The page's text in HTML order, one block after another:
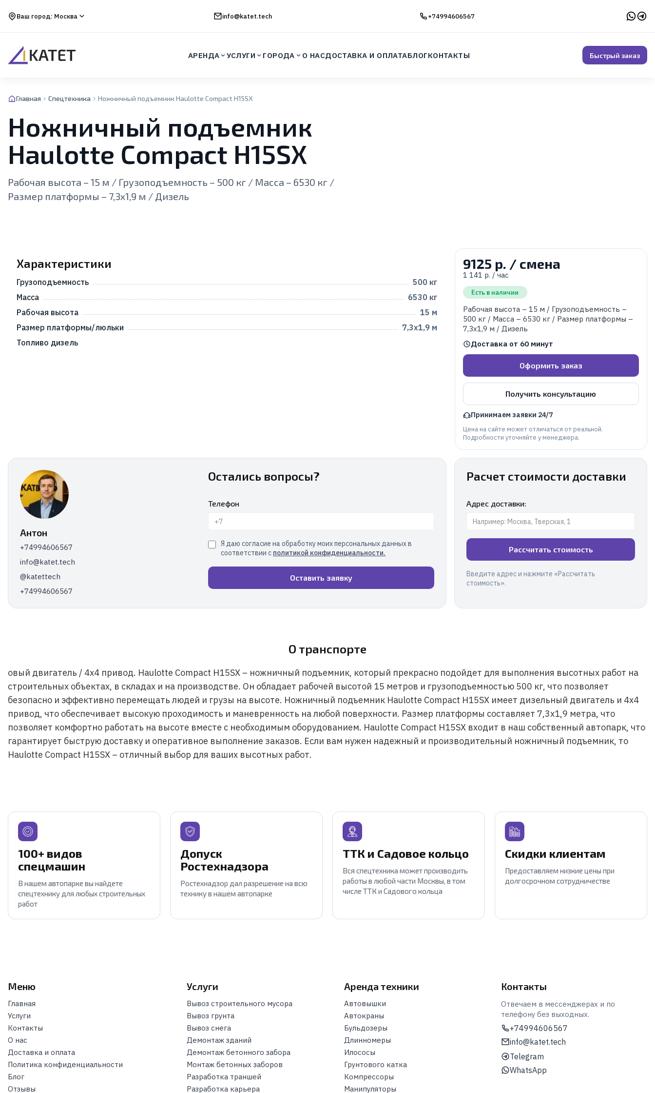
Ваш город: Москва info@katet.tech +74994606567
АРЕНДА УСЛУГИ ГОРОДА О НАСДОСТАВКА И ОПЛАТАБЛОГКОНТАКТЫ Быстрый заказ
Главная Спецтехника Ножничный подъемник Haulotte Compact H15SX
Ножничный подъемник
Haulotte Compact H15SX
Рабочая высота – 15 м / Грузоподъемность – 500 кг / Масса – 6530 кг /
Размер платформы – 7,3х1,9 м / Дизель
Характеристики
Грузоподъемность
500 кг
Масса
6530 кг
Рабочая высота
15 м
Размер платформы/люльки
7,3х1,9 м
Топливо дизель
9125 р. / смена
1 141 р. / час
Есть в наличии
Рабочая высота – 15 м / Грузоподъемность –
500 кг / Масса – 6530 кг / Размер платформы –
7,3х1,9 м / Дизель
Доставка от 60 минут
Оформить заказ
Получить консультацию
Принимаем заявки 24/7
Цена на сайте может отличаться от реальной.
Подробности уточняйте у менеджера.
Антон
+74994606567
info@katet.tech
@katettech
+74994606567
Остались вопросы?
Телефон
Я даю согласие на обработку моих персональных данных в
соответствии с политикой конфиденциальности.
Оставить заявку
Расчет стоимости доставки
Адрес доставки:
Рассчитать стоимость
Введите адрес и нажмите «Рассчитать
стоимость».
О транспорте
овый двигатель / 4х4 привод. Haulotte Compact H15SX – ножничный подъемник, который прекрасно подойдет для выполнения высотных работ на
строительных объектах, в складах и на производстве. Он обладает рабочей высотой 15 метров и грузоподъемностью 500 кг, что позволяет
безопасно и эффективно перемещать людей и грузы на высоте. Ножничный подъемник Haulotte Compact H15SX имеет дизельный двигатель и 4х4
привод, что обеспечивает высокую проходимость и маневренность на любой поверхности. Размер платформы составляет 7,3х1,9 метра, что
позволяет комфортно работать на высоте вместе с необходимым оборудованием. Haulotte Compact H15SX входит в наш собственный автопарк, что
гарантирует быструю доставку и оперативное выполнение заказов. Если вам нужен надежный и производительный ножничный подъемник, то
Haulotte Compact H15SX – отличный выбор для ваших высотных работ.
100+ видов
спецмашин
В нашем автопарке вы найдете
спецтехнику для любых строительных
работ
Допуск
Ростехнадзора
Ростехнадзор дал разрешение на всю
технику в нашем автопарке
ТТК и Садовое кольцо
Вся спецтехника может производить
работы в любой части Москвы, в том
числе ТТК и Садового кольца
Скидки клиентам
Предоставляем низкие цены при
долгосрочном сотрудничестве
Меню
Главная
Услуги
Контакты
О нас
Доставка и оплата
Политика конфиденциальности
Блог
Отзывы
Услуги
Вывоз строительного мусора
Вывоз грунта
Вывоз снега
Демонтаж зданий
Демонтаж бетонного забора
Монтаж бетонных заборов
Разработка траншей
Разработка карьера
Аренда техники
Автовышки
Автокраны
Бульдозеры
Длинномеры
Илососы
Грунтового катка
Компрессоры
Манипуляторы
Контакты
Отвечаем в мессенджерах и по
телефону без выходных.
+74994606567
info@katet.tech
Telegram
WhatsApp